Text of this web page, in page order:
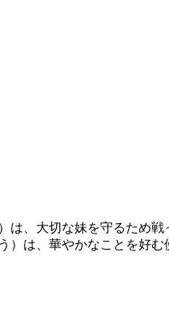
は、大切な妹を守るため
）は、華やかなことを好